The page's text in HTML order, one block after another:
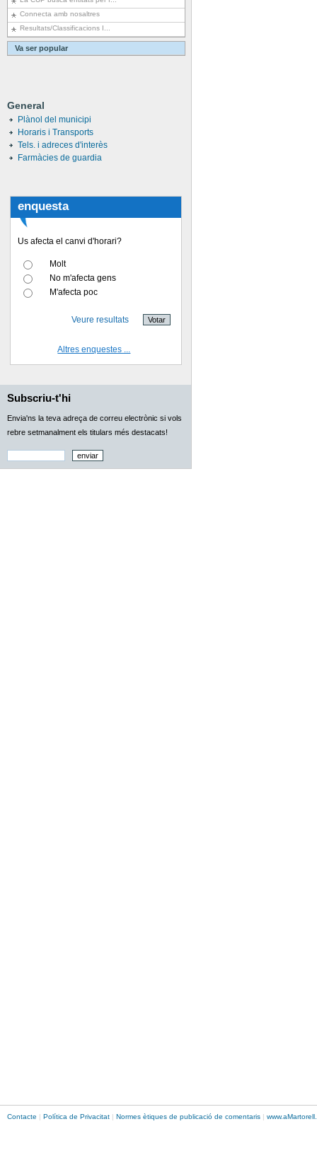
Connecta amb nosaltres
Resultats/Classificacions I...
Va ser popular
General
Plànol del municipi
Horaris i Transports
Tels. i adreces d'interès
Farmàcies de guardia
enquesta
Us afecta el canvi d'horari?
Molt
No m'afecta gens
M'afecta poc
Veure resultats
Altres enquestes ...
Subscriu-t'hi
Envia'ns la teva adreça de correu electrònic si vols
rebre setmanalment els titulars més destacats!
Contacte | Política de Privacitat | Normes ètiques de publicació de comentaris | www.aMartorell